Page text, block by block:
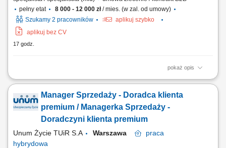
pełny etat
8 000 - 12 000 zł/ mies. (w zal. od umowy)
Szukamy 2 pracowników
aplikuj szybko
aplikuj bez CV
17 godz.
pokaż opis
doradztwo dla klientów biznesowych w zakresie doboru odpowiednich
rekomendowanie dopasowanych rozwiązań, prowadzenie spotkań z
przedstawicielami firm – online oraz bezpośrednio, budowanie i
rozwijanie długofalowych relacji z...
Manager Sprzedaży - Doradca klienta
premium / Managerka Sprzedaży -
Doradczyni klienta premium
Unum Życie TUiR S.A Warszawa
praca
hybrydowa